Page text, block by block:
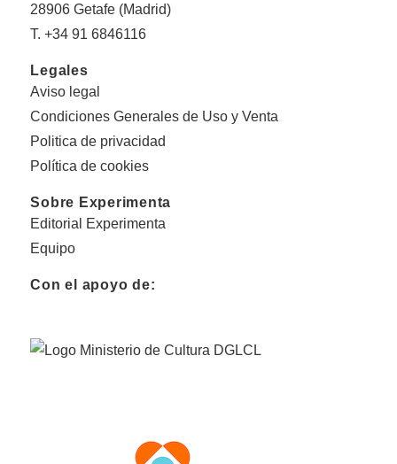
28906 Getafe (Madrid)
T. +34 91 6846116
Legales
Aviso legal
Condiciones Generales de Uso y Venta
Politica de privacidad
Política de cookies
Sobre Experimenta
Editorial Experimenta
Equipo
Con el apoyo de: